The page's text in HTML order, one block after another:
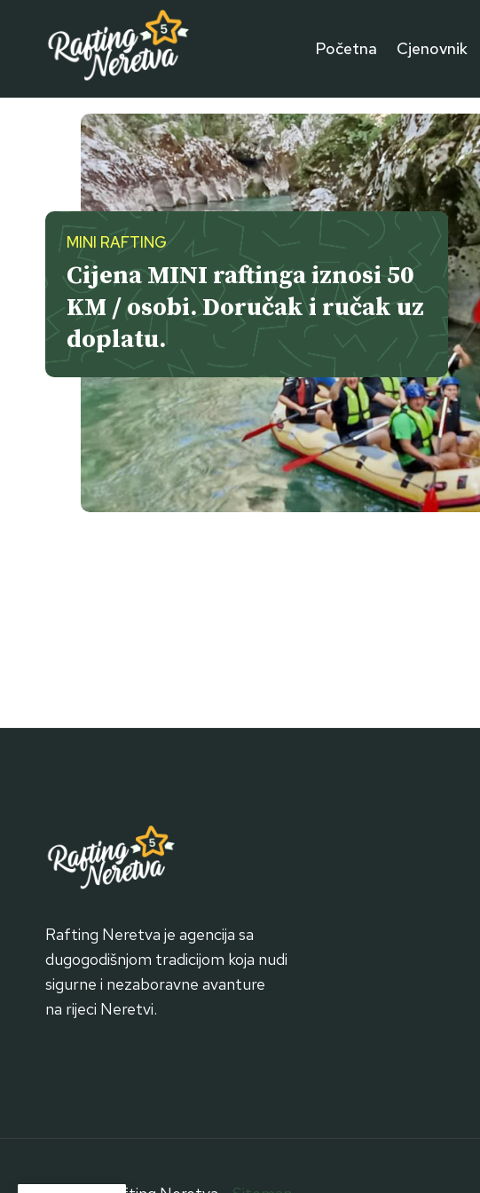
content
Početna Cjenovnik
MINI RAFTING
Cijena MINI raftinga iznosi 50
KM / osobi. Doručak i ručak uz
doplatu.
Rafting Neretva je agencija sa
dugogodišnjom tradicijom koja nudi
sigurne i nezaboravne avanture
na rijeci Neretvi.